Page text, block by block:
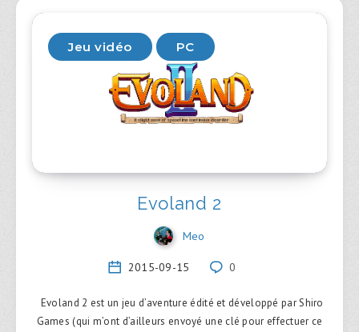
Jeu vidéo PC
Evoland 2
Meo
2015-09-15 0
Evoland 2 est un jeu d’aventure édité et développé par Shiro
Games (qui m’ont d’ailleurs envoyé une clé pour effectuer ce